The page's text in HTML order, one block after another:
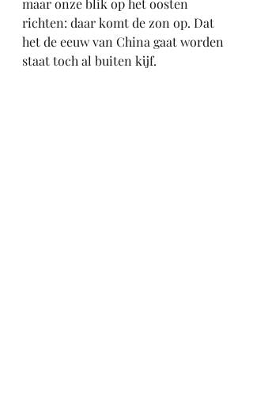
maar onze blik op het oosten
richten: daar komt de zon op. Dat
het de eeuw van China gaat worden
staat toch al buiten kijf.